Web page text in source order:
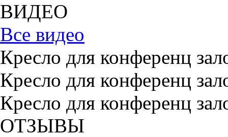
ВИДЕО
Все видео
Кресло для конференц
Кресло для конференц
Кресло для конференц
ОТЗЫВЫ